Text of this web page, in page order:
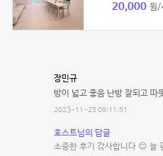
20,000 원/
장민규
방이 넓고 좋음 난방 잘되고 따
2023-11-25 09:11:51
호스트님의 답글
소중한 후기 감사합니다 😊 늘